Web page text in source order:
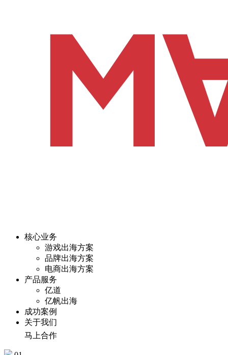
核心业务
游戏出海方案
品牌出海方案
电商出海方案
产品服务
亿道
亿帆出海
成功案例
关于我们
马上合作